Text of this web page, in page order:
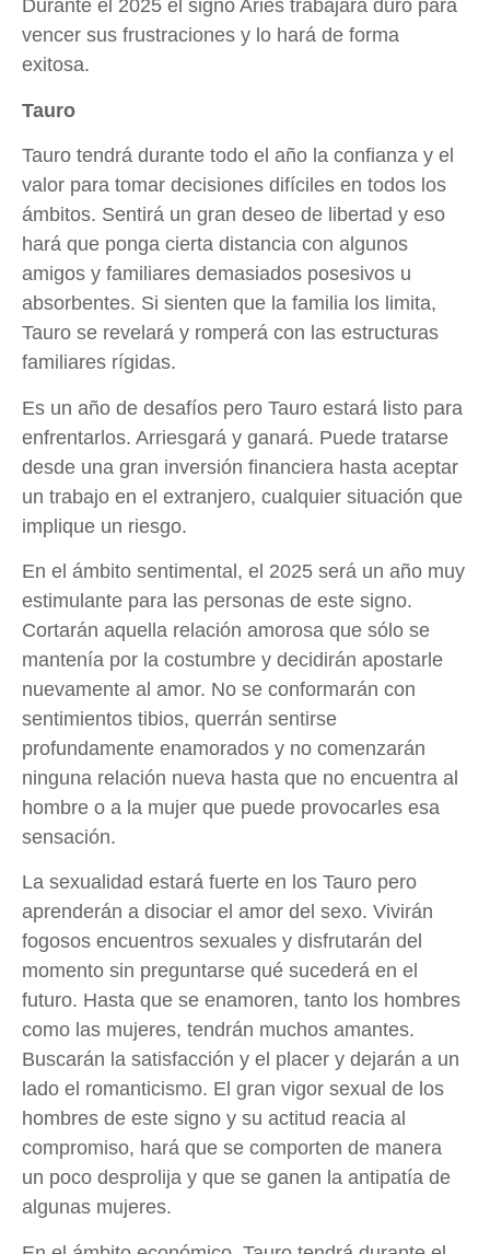
Durante el 2025 el signo Aries trabajará duro para
vencer sus frustraciones y lo hará de forma
exitosa.
Tauro
Tauro tendrá durante todo el año la confianza y el
valor para tomar decisiones difíciles en todos los
ámbitos. Sentirá un gran deseo de libertad y eso
hará que ponga cierta distancia con algunos
amigos y familiares demasiados posesivos u
absorbentes. Si sienten que la familia los limita,
Tauro se revelará y romperá con las estructuras
familiares rígidas.
Es un año de desafíos pero Tauro estará listo para
enfrentarlos. Arriesgará y ganará. Puede tratarse
desde una gran inversión financiera hasta aceptar
un trabajo en el extranjero, cualquier situación que
implique un riesgo.
En el ámbito sentimental, el 2025 será un año muy
estimulante para las personas de este signo.
Cortarán aquella relación amorosa que sólo se
mantenía por la costumbre y decidirán apostarle
nuevamente al amor. No se conformarán con
sentimientos tibios, querrán sentirse
profundamente enamorados y no comenzarán
ninguna relación nueva hasta que no encuentra al
hombre o a la mujer que puede provocarles esa
sensación.
La sexualidad estará fuerte en los Tauro pero
aprenderán a disociar el amor del sexo. Vivirán
fogosos encuentros sexuales y disfrutarán del
momento sin preguntarse qué sucederá en el
futuro. Hasta que se enamoren, tanto los hombres
como las mujeres, tendrán muchos amantes.
Buscarán la satisfacción y el placer y dejarán a un
lado el romanticismo. El gran vigor sexual de los
hombres de este signo y su actitud reacia al
compromiso, hará que se comporten de manera
un poco desprolija y que se ganen la antipatía de
algunas mujeres.